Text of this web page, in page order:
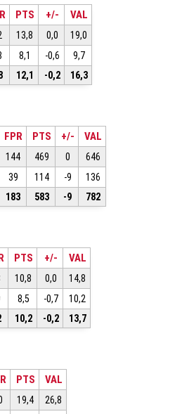
PTS +/- VAL
13,8 0,0
19,0
8,1 -0,6
9,7
12,1 -0,2 16,3
FPR PTS +/- VAL
144 469 0
646
39 114 -9
136
183 583 -9 782
PTS +/- VAL
10,8 0,0
14,8
8,5 -0,7
10,2
10,2 -0,2 13,7
PTS VAL
19,4
26,8